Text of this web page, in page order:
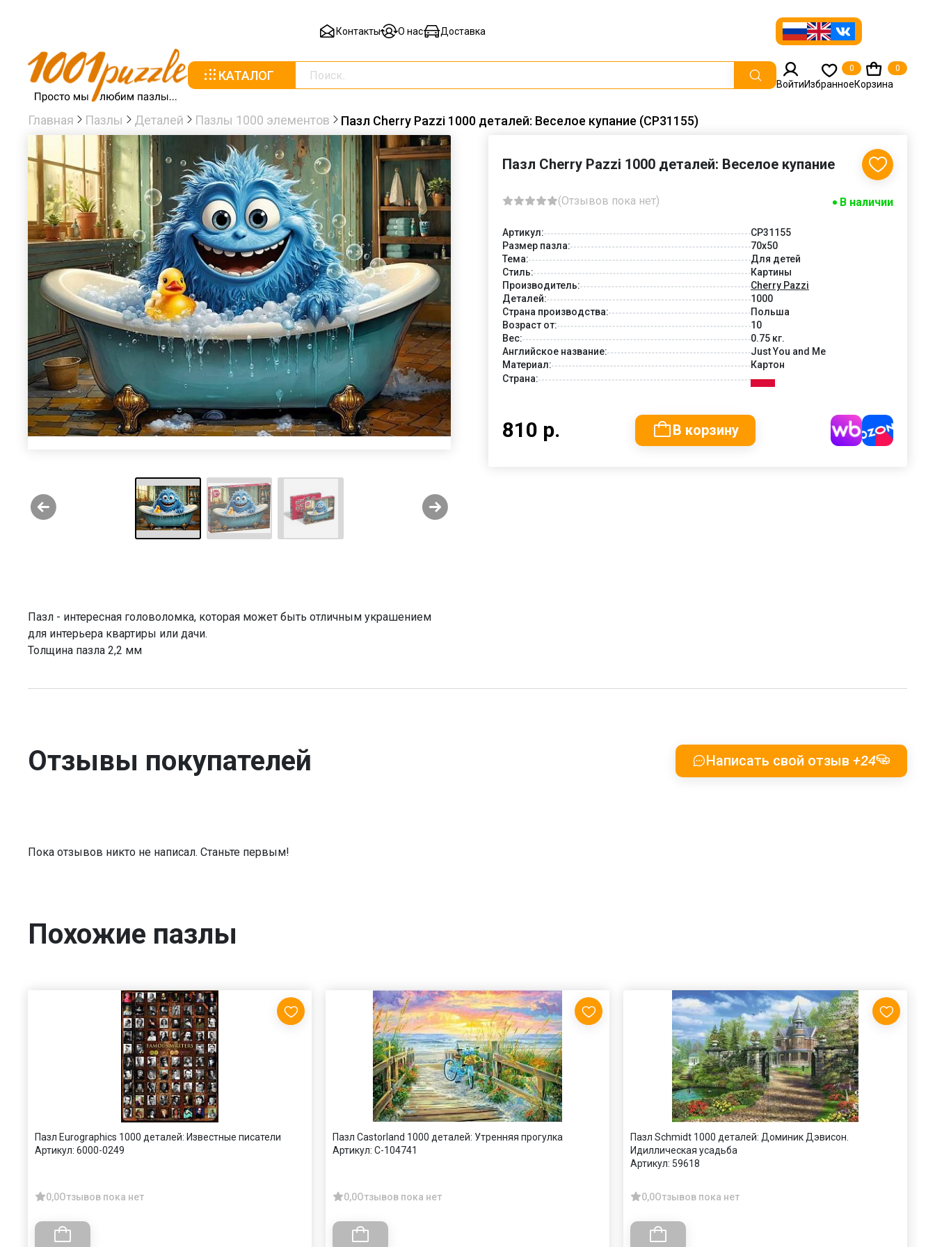
Контакты О нас Доставка
КАТАЛОГ
ВойтиИзбранное
0
Корзина
0
Главная Пазлы Деталей Пазлы 1000 элементов Пазл Cherry Pazzi 1000 деталей: Веселое купание (CP31155)
Пазл - интересная головоломка, которая может быть отличным украшением
для интерьера квартиры или дачи.
Толщина пазла 2,2 мм
Пазл Cherry Pazzi 1000 деталей: Веселое купание
(Отзывов пока нет) В наличии
Артикул:
CP31155
Размер пазла:
70x50
Тема:
Для детей
Стиль:
Картины
Производитель:
Cherry Pazzi
Деталей:
1000
Страна производства:
Польша
Возраст от:
10
Вес:
0.75 кг.
Английское название:
Just You and Me
Материал:
Картон
Страна:
810 р. В корзину
Отзывы покупателей Написать свой отзыв +24
Пока отзывов никто не написал. Станьте первым!
Похожие пазлы
Пазл Eurographics 1000 деталей: Известные писатели
Артикул: 6000-0249
0,0Отзывов пока нет
Пазл Castorland 1000 деталей: Утренняя прогулка
Артикул: C-104741
0,0Отзывов пока нет
Пазл Schmidt 1000 деталей: Доминик Дэвисон.
Идиллическая усадьба
Артикул: 59618
0,0Отзывов пока нет